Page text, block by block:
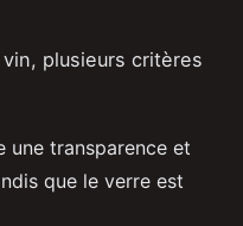
plusieurs critères
une transparence et
que le verre est